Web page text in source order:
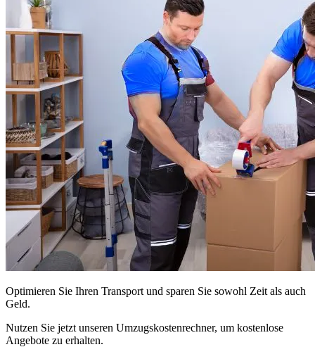
Optimieren Sie Ihren Transport und sparen Sie sowohl Zeit als auch
Geld.
Nutzen Sie jetzt unseren Umzugskostenrechner, um kostenlose
Angebote zu erhalten.